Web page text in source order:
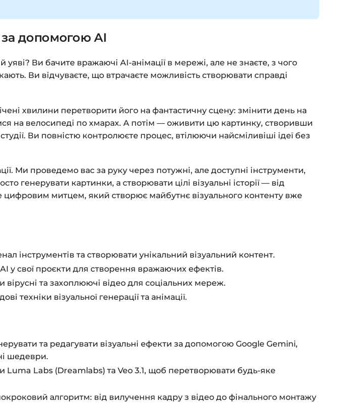
за допомогою AI
Ви бачите вражаючі AI-анімації в мережі, але не знаєте, з чого
Ви відчуваєте, що втрачаєте можливість створювати справді
хвилини перетворити його на фантастичну сцену: змінити день на
на велосипеді по хмарах. А потім — оживити цю картинку, створивши
Ви повністю контролюєте процес, втілюючи найсміливіші ідеї без
Ми проведемо вас за руку через потужні, але доступні інструменти,
генерувати картинки, а створювати цілі візуальні історії — від
цифровим митцем, який створює майбутнє візуального контенту вже
інструментів та створювати унікальний візуальний контент.
у свої проєкти для створення вражаючих ефектів.
вірусні та захоплюючі відео для соціальних мереж.
техніки візуальної генерації та анімації.
та редагувати візуальні ефекти за допомогою Google Gemini,
шедеври.
Luma Labs (Dreamlabs) та Veo 3.1, щоб перетворювати будь-яке
алгоритм: від вилучення кадру з відео до фінального монтажу